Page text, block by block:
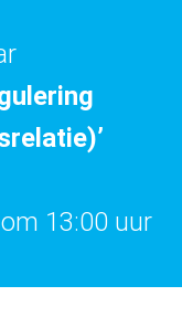
13:00 uur